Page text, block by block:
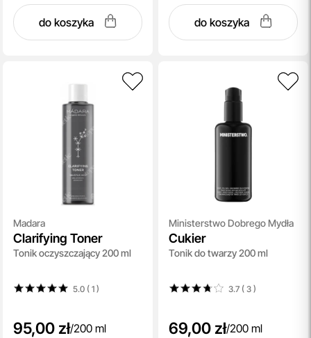
do koszyka do koszyka
Madara
Clarifying Toner
Tonik oczyszczający 200 ml
5.0 ( 1)
95,00 zł/200 ml
Ministerstwo Dobrego Mydła
Cukier
Tonik do twarzy 200 ml
3.7 ( 3)
69,00 zł/200 ml